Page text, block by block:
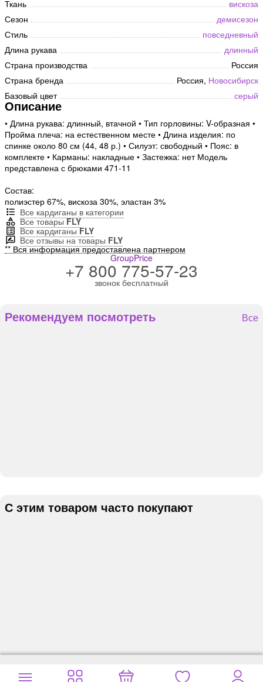
Ткань
вискоза
Сезон
демисезон
Стиль
повседневный
Длина рукава
длинный
Страна производства
Россия
Страна бренда
Россия, Новосибирск
Базовый цвет
серый
Описание
• Длина рукава: длинный, втачной • Тип горловины: V-образная •
Пройма плеча: на естественном месте • Длина изделия: по
спинке около 80 см (44, 48 р.) • Силуэт: свободный • Пояс: в
комплекте • Карманы: накладные • Застежка: нет Модель
представлена с брюками 471-11
Состав:
полиэстер 67%, вискоза 30%, эластан 3%
Все кардиганы в категории
Все товарыFLY
Все кардиганыFLY
Все отзывы на товары FLY
** Вся информация предоставлена партнером
GroupPrice
+7 800 775-57-23
звонок бесплатный
Рекомендуем посмотреть Все
С этим товаром часто покупают